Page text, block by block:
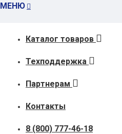
МЕНЮ
Каталог товаров
Техподдержка
Партнерам
Контакты
8 (800) 777-46-18